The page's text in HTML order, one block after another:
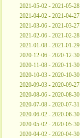
2021-05-02 - 2021-05-28
2021-04-02 - 2021-04-27
2021-03-06 - 2021-03-27
2021-02-06 - 2021-02-28
2021-01-08 - 2021-01-29
2020-12-06 - 2020-12-30
2020-11-08 - 2020-11-30
2020-10-03 - 2020-10-30
2020-09-03 - 2020-09-27
2020-08-06 - 2020-08-30
2020-07-08 - 2020-07-31
2020-06-02 - 2020-06-30
2020-05-02 - 2020-05-30
2020-04-02 - 2020-04-30